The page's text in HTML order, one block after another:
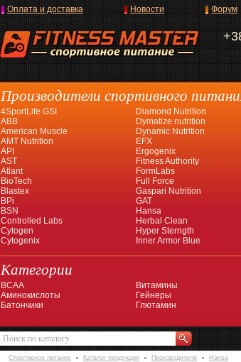
Оплата и доставка Новости Форум
Производители спортивного
4SportLife GSI
ABB
American Muscle
AMT Nutrition
API
AST
Atlant
BioTech
Blastex
BPi
BSN
Controlled Labs
Cytogen
Cytogenix
Diamond Nutrition
Dymatize nutrition
Dynamic Nutrition
EFX
Ergogenix
Fitness Authority
FormLabs
Full Force
Gaspari Nutrition
GAT
Hansa
Herbal Clean
Hyper Sterngth
Inner Armor Blue
Категории
BCAA
Аминокислоты
Батончики
Витамины
Гейнеры
Глютамин
Спортивное питание Каталог продукции Производители Hansa